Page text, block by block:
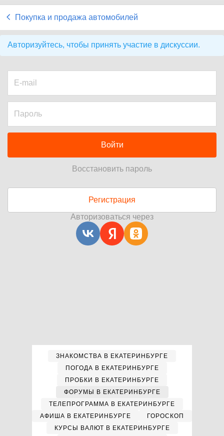
Покупка и продажа автомобилей
Авторизуйтесь, чтобы принять участие в дискуссии.
Войти
Восстановить пароль
Регистрация
Авторизоваться через
ЗНАКОМСТВА В ЕКАТЕРИНБУРГЕ
ПОГОДА В ЕКАТЕРИНБУРГЕ
ПРОБКИ В ЕКАТЕРИНБУРГЕ
ФОРУМЫ В ЕКАТЕРИНБУРГЕ
ТЕЛЕПРОГРАММА В ЕКАТЕРИНБУРГЕ
АФИША В ЕКАТЕРИНБУРГЕ
ГОРОСКОП
КУРСЫ ВАЛЮТ В ЕКАТЕРИНБУРГЕ